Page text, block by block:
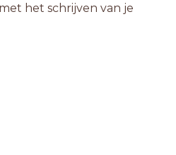
het schrijven van je